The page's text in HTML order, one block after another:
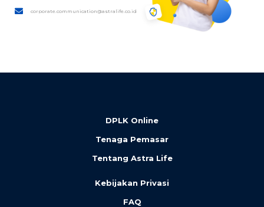
corporate.communication@astralife.co.id
DPLK Online
Tenaga Pemasar
Tentang Astra Life
Kebijakan Privasi
FAQ